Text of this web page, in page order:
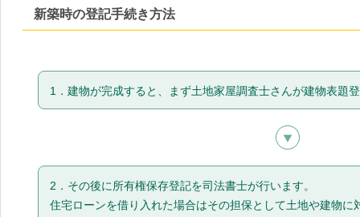
新築時の登記手続き方法
1．建物が完成すると、まず土地家屋調査士さんが建物表題
2．その後に所有権保存登記を司法書士が行います。
住宅ローンを借り入れた場合はその担保として土地や建物に